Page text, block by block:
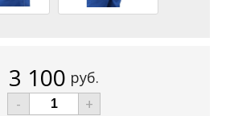
3 100 руб.
-
+